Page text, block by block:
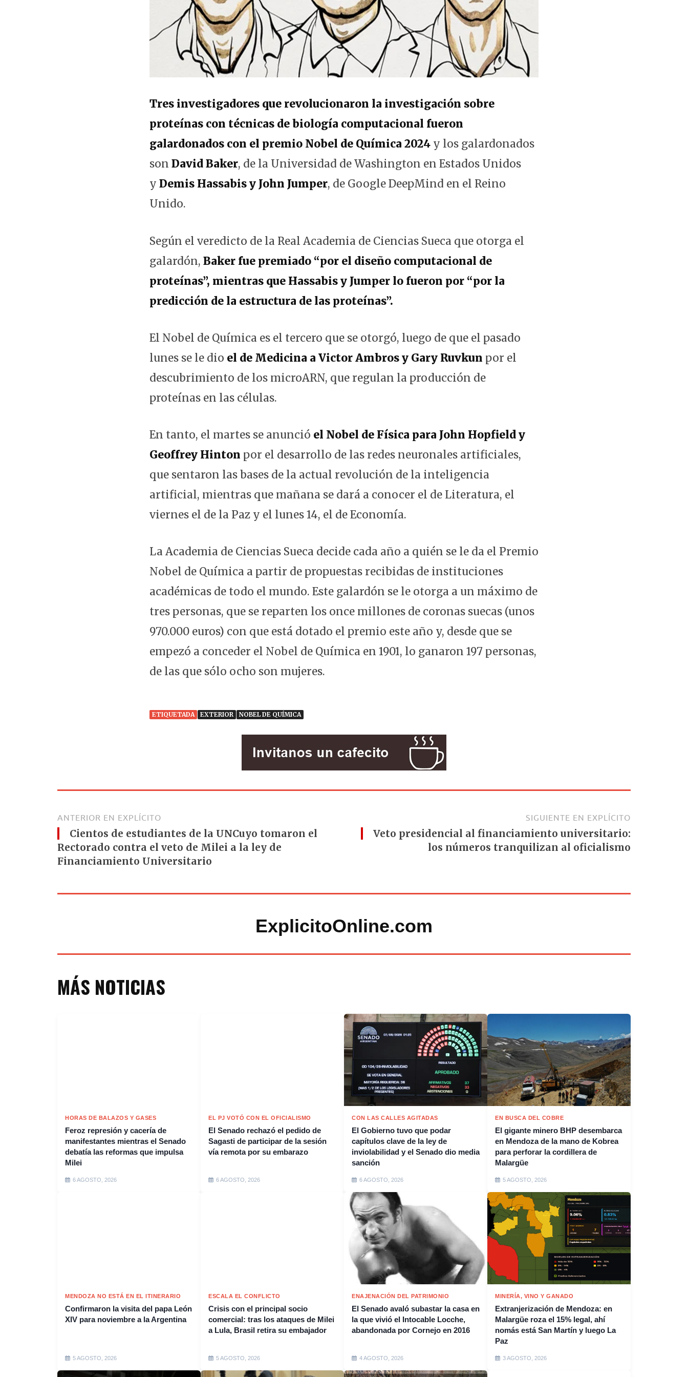
Tres investigadores que revolucionaron la investigación sobre
proteínas con técnicas de biología computacional fueron
galardonados con el premio Nobel de Química 2024 y los galardonados
son David Baker, de la Universidad de Washington en Estados Unidos
y Demis Hassabis y John Jumper, de Google DeepMind en el Reino
Unido.
Según el veredicto de la Real Academia de Ciencias Sueca que otorga el
galardón, Baker fue premiado “por el diseño computacional de
proteínas”, mientras que Hassabis y Jumper lo fueron por “por la
predicción de la estructura de las proteínas”.
El Nobel de Química es el tercero que se otorgó, luego de que el pasado
lunes se le dio el de Medicina a Victor Ambros y Gary Ruvkun por el
descubrimiento de los microARN, que regulan la producción de
proteínas en las células.
En tanto, el martes se anunció el Nobel de Física para John Hopfield y
Geoffrey Hinton por el desarrollo de las redes neuronales artificiales,
que sentaron las bases de la actual revolución de la inteligencia
artificial, mientras que mañana se dará a conocer el de Literatura, el
viernes el de la Paz y el lunes 14, el de Economía.
La Academia de Ciencias Sueca decide cada año a quién se le da el Premio
Nobel de Química a partir de propuestas recibidas de instituciones
académicas de todo el mundo. Este galardón se le otorga a un máximo de
tres personas, que se reparten los once millones de coronas suecas (unos
970.000 euros) con que está dotado el premio este año y, desde que se
empezó a conceder el Nobel de Química en 1901, lo ganaron 197 personas,
de las que sólo ocho son mujeres.
ETIQUETADA EXTERIOR NOBEL DE QUÍMICA
ANTERIOR EN EXPLÍCITO
Cientos de estudiantes de la UNCuyo tomaron el
Rectorado contra el veto de Milei a la ley de
Financiamiento Universitario
SIGUIENTE EN EXPLÍCITO
Veto presidencial al financiamiento universitario:
los números tranquilizan al oficialismo
ExplicitoOnline.com
MÁS NOTICIAS
HORAS DE BALAZOS Y GASES
Feroz represión y cacería de
manifestantes mientras el Senado
debatía las reformas que impulsa
Milei
6 AGOSTO, 2026
EL PJ VOTÓ CON EL OFICIALISMO
El Senado rechazó el pedido de
Sagasti de participar de la sesión
vía remota por su embarazo
6 AGOSTO, 2026
CON LAS CALLES AGITADAS
El Gobierno tuvo que podar
capítulos clave de la ley de
inviolabilidad y el Senado dio media
sanción
6 AGOSTO, 2026
EN BUSCA DEL COBRE
El gigante minero BHP desembarca
en Mendoza de la mano de Kobrea
para perforar la cordillera de
Malargüe
5 AGOSTO, 2026
MENDOZA NO ESTÁ EN EL ITINERARIO
Confirmaron la visita del papa León
XIV para noviembre a la Argentina
5 AGOSTO, 2026
ESCALA EL CONFLICTO
Crisis con el principal socio
comercial: tras los ataques de Milei
a Lula, Brasil retira su embajador
5 AGOSTO, 2026
ENAJENACIÓN DEL PATRIMONIO
El Senado avaló subastar la casa en
la que vivió el Intocable Locche,
abandonada por Cornejo en 2016
4 AGOSTO, 2026
MINERÍA, VINO Y GANADO
Extranjerización de Mendoza: en
Malargüe roza el 15% legal, ahí
nomás está San Martín y luego La
Paz
3 AGOSTO, 2026